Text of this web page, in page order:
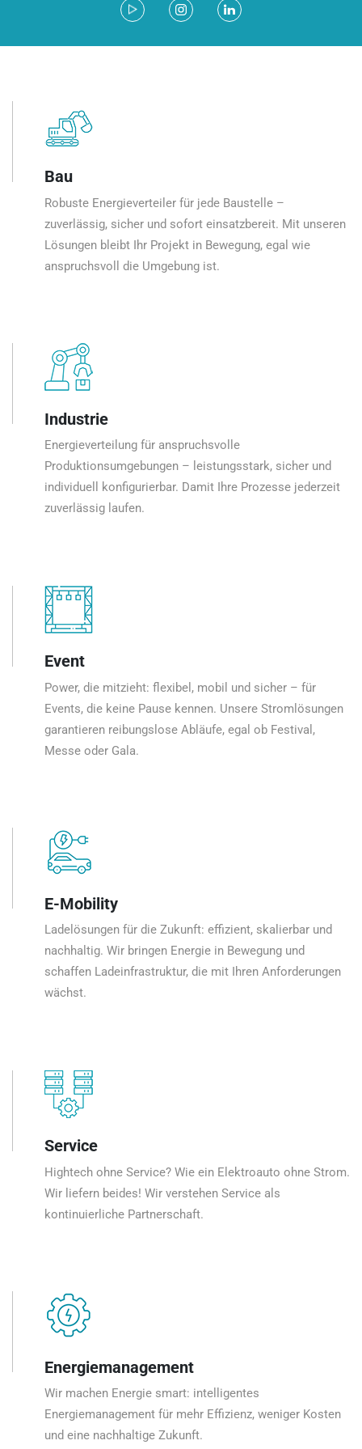
Bau
Robuste Energieverteiler für jede Baustelle –
zuverlässig, sicher und sofort einsatzbereit. Mit unseren
Lösungen bleibt Ihr Projekt in Bewegung, egal wie
anspruchsvoll die Umgebung ist.
Industrie
Energieverteilung für anspruchsvolle
Produktionsumgebungen – leistungsstark, sicher und
individuell konfigurierbar. Damit Ihre Prozesse jederzeit
zuverlässig laufen.
Event
Power, die mitzieht: flexibel, mobil und sicher – für
Events, die keine Pause kennen. Unsere Stromlösungen
garantieren reibungslose Abläufe, egal ob Festival,
Messe oder Gala.
E-Mobility
Ladelösungen für die Zukunft: effizient, skalierbar und
nachhaltig. Wir bringen Energie in Bewegung und
schaffen Ladeinfrastruktur, die mit Ihren Anforderungen
wächst.
Service
Hightech ohne Service? Wie ein Elektroauto ohne Strom.
Wir liefern beides! Wir verstehen Service als
kontinuierliche Partnerschaft.
Energiemanagement
Wir machen Energie smart: intelligentes
Energiemanagement für mehr Effizienz, weniger Kosten
und eine nachhaltige Zukunft.